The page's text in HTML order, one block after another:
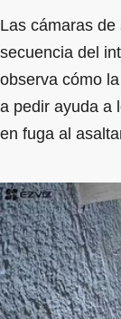
Las cámaras
secuencia del
observa cómo
a pedir ayuda a
en fuga al